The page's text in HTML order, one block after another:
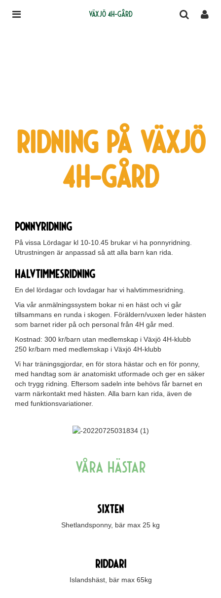
Växjö 4H-gård
Ridning på Växjö
4H-Gård
Ponnyridning
På vissa Lördagar kl 10-10.45 brukar vi ha ponnyridning.
Utrustningen är anpassad så att alla barn kan rida.
Halvtimmesridning
En del lördagar och lovdagar har vi halvtimmesridning.
Via vår anmälningssystem bokar ni en häst och vi går
tillsammans en runda i skogen. Föräldern/vuxen leder hästen
som barnet rider på och personal från 4H går med.
Kostnad: 300 kr/barn utan medlemskap i Växjö 4H-klubb
250 kr/barn med medlemskap i Växjö 4H-klubb
Vi har träningsgjordar, en för stora hästar och en för ponny,
med handtag som är anatomiskt utformade och ger en säker
och trygg ridning. Eftersom sadeln inte behövs får barnet en
varm närkontakt med hästen. Alla barn kan rida, även de
med funktionsvariationer.
Våra hästar
sixten
Shetlandsponny, bär max 25 kg
Riddari
Islandshäst, bär max 65kg